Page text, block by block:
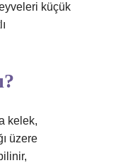
küçük
kelek,
üzere